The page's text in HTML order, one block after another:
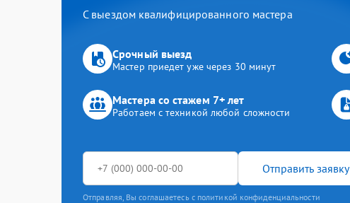
С выездом квалифицированного мастера
Срочный выезд
Мастер приедет уже через 30 минут
Мастера со стажем 7+ лет
Работаем с техникой любой сложности
Отправить заявку
Отправляя, Вы соглашаетесь с политикой конфиденциальности